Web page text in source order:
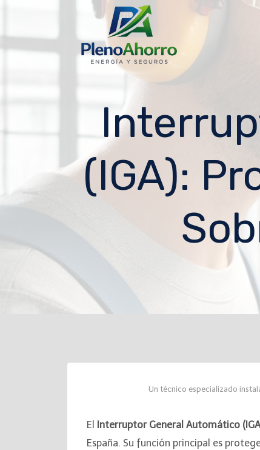
(IGA):
Un técnico especializado
El Interruptor General Automático
España. Su función principal es